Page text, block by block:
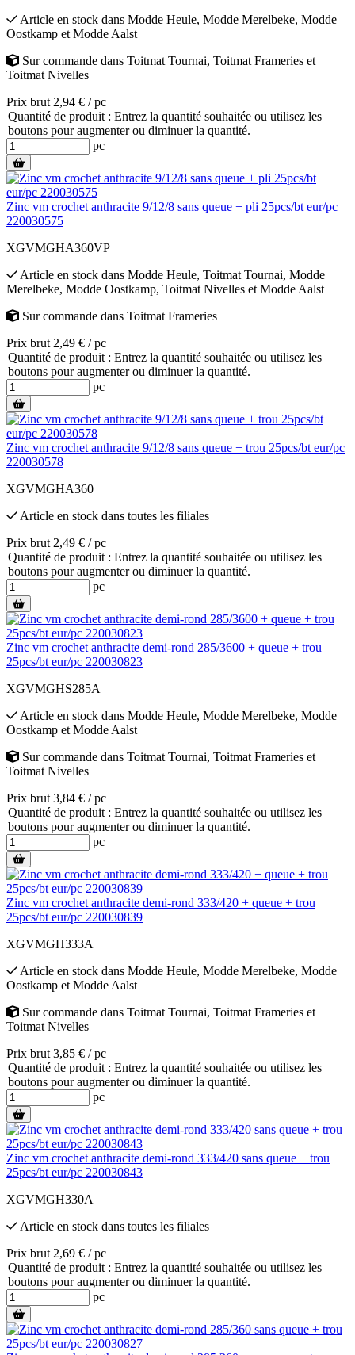
Article en stock dans Modde Heule, Modde Merelbeke, Modde
Oostkamp et Modde Aalst
Sur commande dans Toitmat Tournai, Toitmat Frameries et
Toitmat Nivelles
Prix brut 2,94 € / pc
Quantité de produit : Entrez la quantité souhaitée ou utilisez les
boutons pour augmenter ou diminuer la quantité.
pc
Zinc vm crochet anthracite 9/12/8 sans queue + pli 25pcs/bt eur/pc
220030575
XGVMGHA360VP
Article en stock dans Modde Heule, Toitmat Tournai, Modde
Merelbeke, Modde Oostkamp, Toitmat Nivelles et Modde Aalst
Sur commande dans Toitmat Frameries
Prix brut 2,49 € / pc
Quantité de produit : Entrez la quantité souhaitée ou utilisez les
boutons pour augmenter ou diminuer la quantité.
pc
Zinc vm crochet anthracite 9/12/8 sans queue + trou 25pcs/bt eur/pc
220030578
XGVMGHA360
Article en stock dans toutes les filiales
Prix brut 2,49 € / pc
Quantité de produit : Entrez la quantité souhaitée ou utilisez les
boutons pour augmenter ou diminuer la quantité.
pc
Zinc vm crochet anthracite demi-rond 285/3600 + queue + trou
25pcs/bt eur/pc 220030823
XGVMGHS285A
Article en stock dans Modde Heule, Modde Merelbeke, Modde
Oostkamp et Modde Aalst
Sur commande dans Toitmat Tournai, Toitmat Frameries et
Toitmat Nivelles
Prix brut 3,84 € / pc
Quantité de produit : Entrez la quantité souhaitée ou utilisez les
boutons pour augmenter ou diminuer la quantité.
pc
Zinc vm crochet anthracite demi-rond 333/420 + queue + trou
25pcs/bt eur/pc 220030839
XGVMGH333A
Article en stock dans Modde Heule, Modde Merelbeke, Modde
Oostkamp et Modde Aalst
Sur commande dans Toitmat Tournai, Toitmat Frameries et
Toitmat Nivelles
Prix brut 3,85 € / pc
Quantité de produit : Entrez la quantité souhaitée ou utilisez les
boutons pour augmenter ou diminuer la quantité.
pc
Zinc vm crochet anthracite demi-rond 333/420 sans queue + trou
25pcs/bt eur/pc 220030843
XGVMGH330A
Article en stock dans toutes les filiales
Prix brut 2,69 € / pc
Quantité de produit : Entrez la quantité souhaitée ou utilisez les
boutons pour augmenter ou diminuer la quantité.
pc